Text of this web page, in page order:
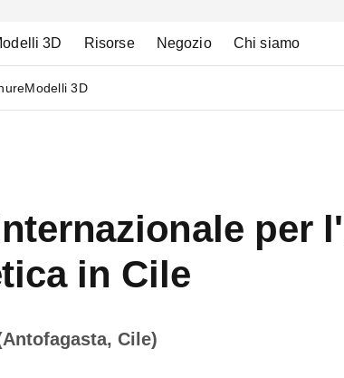
3D Risorse Negozio Chi siamo
Modelli 3D
per
in Cile
Cile)